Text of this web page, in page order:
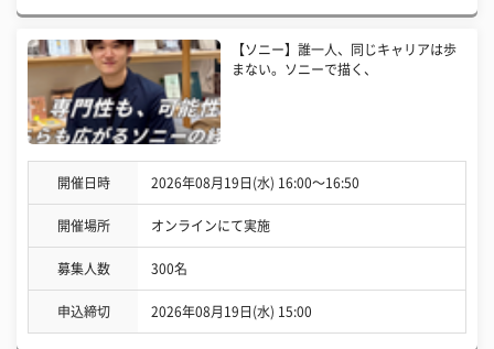
【ソニー】誰一人、同じキャリアは歩
まない。ソニーで描く、
開催日時 2026年08月19日(水) 16:00〜16:50
開催場所 オンラインにて実施
募集人数 300名
申込締切 2026年08月19日(水) 15:00